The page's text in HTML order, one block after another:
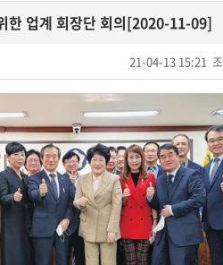
한 업계 회장단 회의[2020-11-09]
21-04-13 15:21